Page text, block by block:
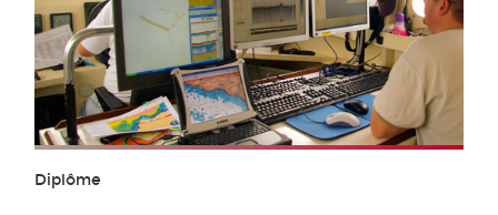
Diplôme